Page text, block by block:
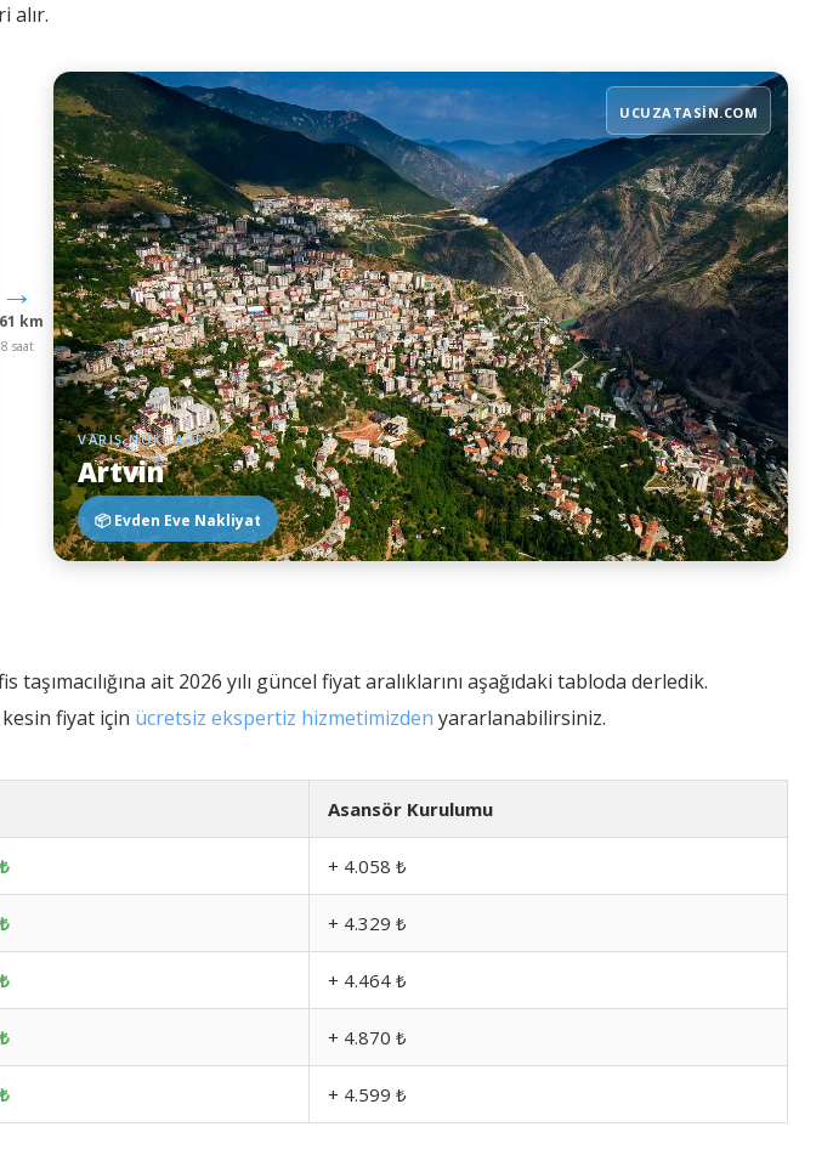
alır.
→
km
8 saat
UCUZATASIN.COM
VARIŞ NOKTASI
Artvin
📦 Evden Eve Nakliyat
ait 2026 yılı güncel fiyat aralıklarını aşağıdaki tabloda derledik.
fiyat için ücretsiz ekspertiz hizmetimizden yararlanabilirsiniz.
Asansör Kurulumu
+ 4.058 ₺
+ 4.329 ₺
+ 4.464 ₺
+ 4.870 ₺
+ 4.599 ₺